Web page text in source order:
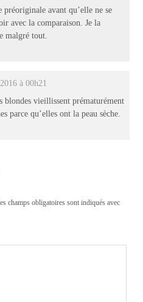
préoriginale avant qu’elle ne se
avec la comparaison. Je la
malgré tout.
à 00h21
blondes vieillissent prématurément
parce qu’elles ont la peau sèche.
champs obligatoires sont indiqués avec